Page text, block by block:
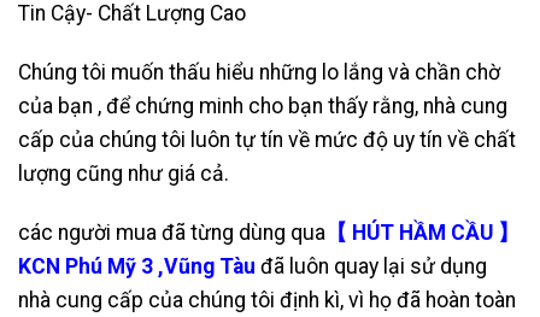
Tin Cậy- Chất Lượng Cao
Chúng tôi muốn thấu hiểu những lo lắng và chần chờ
của bạn , để chứng minh cho bạn thấy rằng, nhà cung
cấp của chúng tôi luôn tự tín về mức độ uy tín về chất
lượng cũng như giá cả.
các người mua đã từng dùng qua 【 HÚT HẦM CẦU 】
KCN Phú Mỹ 3 ,Vũng Tàu đã luôn quay lại sử dụng
nhà cung cấp của chúng tôi định kì, vì họ đã hoàn toàn